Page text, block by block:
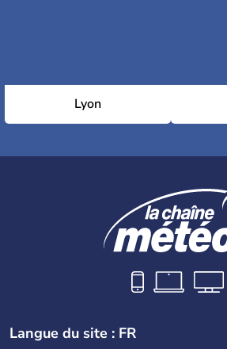
Lyon
Langue du site : FR